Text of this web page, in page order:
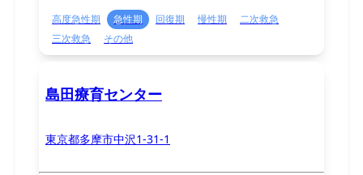
高度急性期 急性期 回復期 慢性期
二次救急
三次救急
その他
島田療育センター
東京都多摩市中沢1-31-1